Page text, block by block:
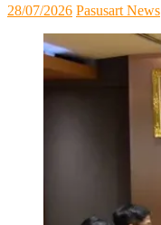
Posted
28/07/2026 Author
Pasusart News